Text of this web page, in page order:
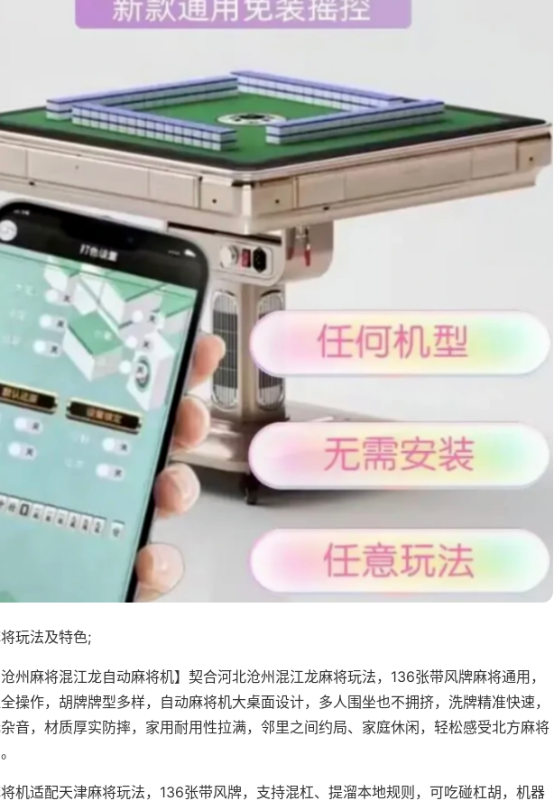
玩法及特色;
沧州麻将混江龙自动麻将机】契合河北沧州混江龙麻将玩法，136张带风牌麻将通用，
操作，胡牌牌型多样，自动麻将机大桌面设计，多人围坐也不拥挤，洗牌精准快速，
音，材质厚实防摔，家用耐用性拉满，邻里之间约局、家庭休闲，轻松感受北方麻将
机适配天津麻将玩法，136张带风牌，支持混杠、提溜本地规则，可吃碰杠胡，机器